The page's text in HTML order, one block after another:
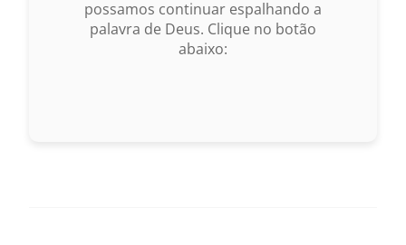
possamos continuar espalhando a
palavra de Deus. Clique no botão
abaixo: